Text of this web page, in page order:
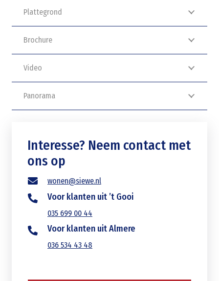
Plattegrond
Brochure
Video
Panorama
Interesse? Neem contact met
ons op
wonen@siewe.nl
Voor klanten uit ’t Gooi
035 699 00 44
Voor klanten uit Almere
036 534 43 48